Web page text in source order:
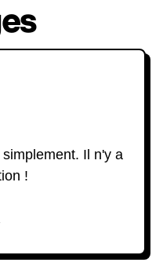
Il n'y a
!